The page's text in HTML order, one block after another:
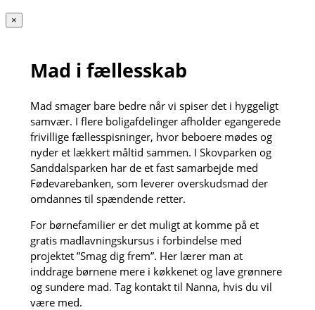
×
Mad i fællesskab
Mad smager bare bedre når vi spiser det i hyggeligt
samvær. I flere boligafdelinger afholder egangerede
frivillige fællesspisninger, hvor beboere mødes og
nyder et lækkert måltid sammen. I Skovparken og
Sanddalsparken har de et fast samarbejde med
Fødevarebanken, som leverer overskudsmad der
omdannes til spændende retter.
For børnefamilier er det muligt at komme på et
gratis madlavningskursus i forbindelse med
projektet ”Smag dig frem”. Her lærer man at
inddrage børnene mere i køkkenet og lave grønnere
og sundere mad. Tag kontakt til Nanna, hvis du vil
være med.